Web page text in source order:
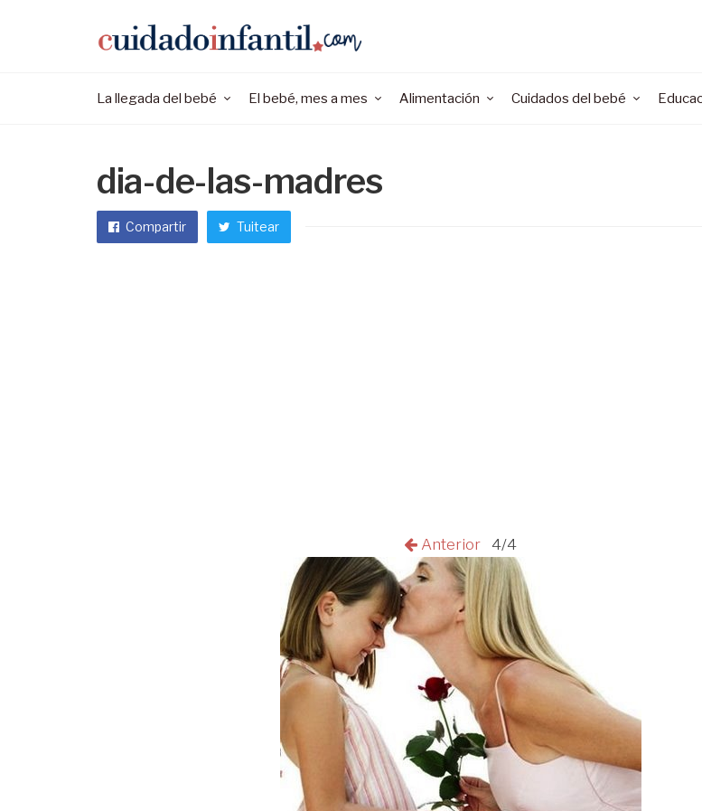
La llegada del bebé El bebé, mes a mes Alimentación Cuidados del bebé
dia-de-las-madres
Compartir Tuitear
Anterior 4/4